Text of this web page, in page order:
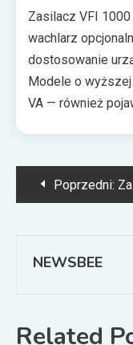
parametrów
obecności przy
mogą szybko
minimalizować
Zasilacz VFI
wachlarz
dostosowanie
Modele o
VA — również
Nawigacja
Poprzedni: Zalman imponuje ofertą obudów komputerowych. Od dawna nie mieliśmy takiego wyboru w średniej półce cenowej!
NEWSBEE
Related